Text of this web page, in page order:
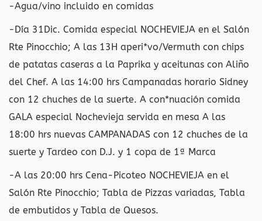
-Agua/vino incluido en comidas
-Día 31Dic. Comida especial NOCHEVIEJA en el Salón
Rte Pinocchio; A las 13H aperi*vo/Vermuth con chips
de patatas caseras a la Paprika y aceitunas con Aliño
del Chef. A las 14:00 hrs Campanadas horario Sidney
con 12 chuches de la suerte. A con*nuación comida
GALA especial Nochevieja servida en mesa A las
18:00 hrs nuevas CAMPANADAS con 12 chuches de la
suerte y Tardeo con D.J. y 1 copa de 1ª Marca
-A las 20:00 hrs Cena-Picoteo NOCHEVIEJA en el
Salón Rte Pinocchio; Tabla de Pizzas variadas, Tabla
de embutidos y Tabla de Quesos.